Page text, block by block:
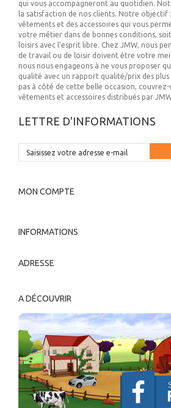
qui vous accompagneront au quotidien.
la satisfaction de nos clients. Notre objectif
vêtements et des accessoires qui vous
votre métier dans de bonnes conditions,
loisirs avec l'esprit libre. Chez JMW, nous
de travail ou de loisir doivent être votre
nous nous engageons à ne vous proposer
qualité avec un rapport qualité/prix des plus
pas à côté de cette belle occasion, couvrez-
vêtements et accessoires distribués par
LETTRE D'INFORMATIONS
MON COMPTE
INFORMATIONS
ADRESSE
A DÉCOUVRIR